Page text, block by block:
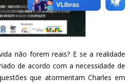
não forem reais? E se a realidade
de acordo com a necessidade de
que atormentam Charles em